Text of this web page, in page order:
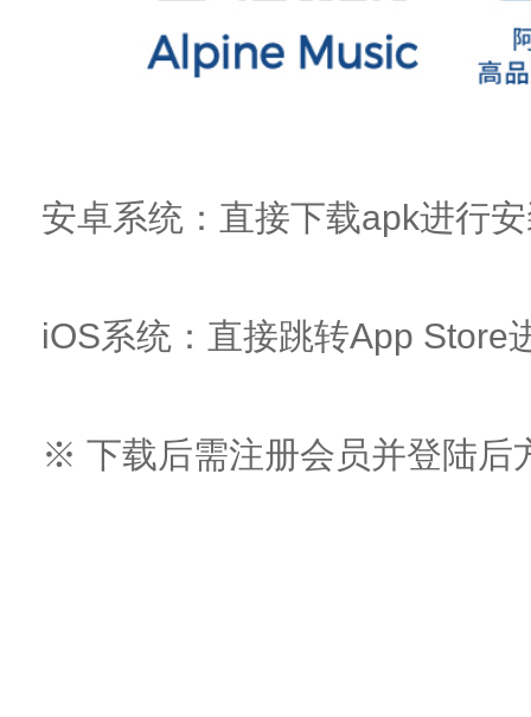
安卓系统：直接下载apk进行
iOS系统：直接跳转App Store
※ 下载后需注册会员并登陆后